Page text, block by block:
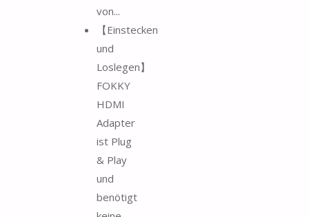
von...
【Einstecken
und
Loslegen】
FOKKY
HDMI
Adapter
ist Plug
& Play
und
benötigt